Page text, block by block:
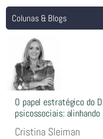
Colunas & Blogs
O papel estratégico do
psicossociais: alinhando
Cristina Sleiman